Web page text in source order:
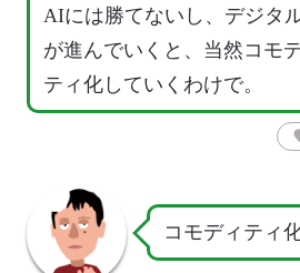
AIには勝てないし、デジタ
が進んでいくと、当然コモ
ティ化していくわけで。
コモディティ